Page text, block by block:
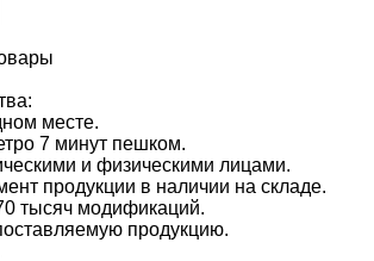
месте.
7 минут пешком.
и физическими лицами.
продукции в наличии на складе.
тысяч модификаций.
продукцию.